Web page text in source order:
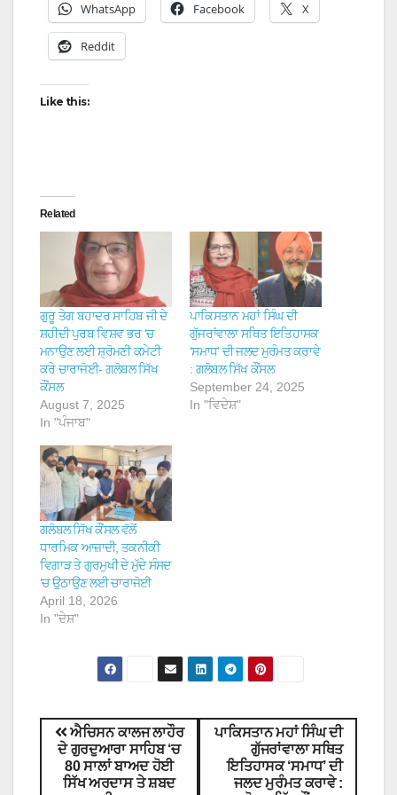
WhatsApp Facebook X
Reddit
Like this:
Related
ਗੁਰੂ ਤੇਗ ਬਹਾਦਰ ਸਾਹਿਬ ਜੀ ਦੇ
ਸ਼ਹੀਦੀ ਪੁਰਬ ਵਿਸ਼ਵ ਭਰ ‘ਚ
ਮਨਾਉਣ ਲਈ ਸ਼੍ਰੋਮਣੀ ਕਮੇਟੀ
ਕਰੇ ਚਾਰਾਜੋਈ- ਗਲੋਬਲ ਸਿੱਖ
ਕੌਂਸਲ
August 7, 2025
In "ਪੰਜਾਬ"
ਪਾਕਿਸਤਾਨ ਮਹਾਂ ਸਿੰਘ ਦੀ
ਗੁੱਜਰਾਂਵਾਲਾ ਸਥਿਤ ਇਤਿਹਾਸਕ
‘ਸਮਾਧ’ ਦੀ ਜਲਦ ਮੁਰੰਮਤ ਕਰਾਵੇ
: ਗਲੋਬਲ ਸਿੱਖ ਕੌਂਸਲ
September 24, 2025
In "ਵਿਦੇਸ਼"
ਗਲੋਬਲ ਸਿੱਖ ਕੌਂਸਲ ਵੱਲੋਂ
ਧਾਰਮਿਕ ਆਜ਼ਾਦੀ, ਤਕਨੀਕੀ
ਵਿਗਾੜ ਤੇ ਗੁਰਮੁਖੀ ਦੇ ਮੁੱਦੇ ਸੰਸਦ
‘ਚ ਉਠਾਉਣ ਲਈ ਚਾਰਾਜੋਈ
April 18, 2026
In "ਦੇਸ਼"
ਪਾਕਿਸਤਾਨ ਮਹਾਂ ਸਿੰਘ ਦੀ
ਗੁੱਜਰਾਂਵਾਲਾ ਸਥਿਤ
ਇਤਿਹਾਸਕ ‘ਸਮਾਧ’ ਦੀ
ਜਲਦ ਮੁਰੰਮਤ ਕਰਾਵੇ :
ਐਚਿਸਨ ਕਾਲਜ ਲਾਹੌਰ
ਦੇ ਗੁਰਦੁਆਰਾ ਸਾਹਿਬ ‘ਚ
80 ਸਾਲਾਂ ਬਾਅਦ ਹੋਈ
ਸਿੱਖ ਅਰਦਾਸ ਤੇ ਸ਼ਬਦ